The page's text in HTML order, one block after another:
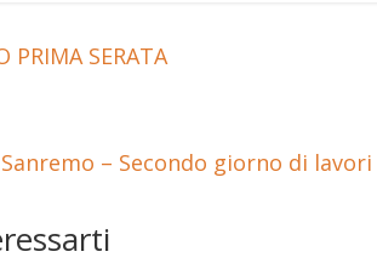
PRIMA SERATA
Sanremo – Secondo giorno di